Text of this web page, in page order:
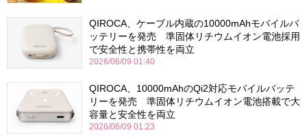
QIROCA、ケーブル内蔵の10000mAhモバイルバ
ッテリーを発売 準固体リチウムイオン電池採用
で安全性と携帯性を両立
2026/06/09 01:40
QIROCA、10000mAhのQi2対応モバイルバッテ
リーを発売 準固体リチウムイオン電池搭載で大
容量と安全性を両立
2026/06/09 01:23